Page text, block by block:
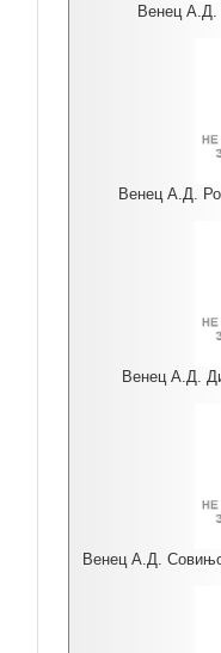
Венец А.Д.
Венец А.Д.
Венец А.Д.
Венец А.Д.